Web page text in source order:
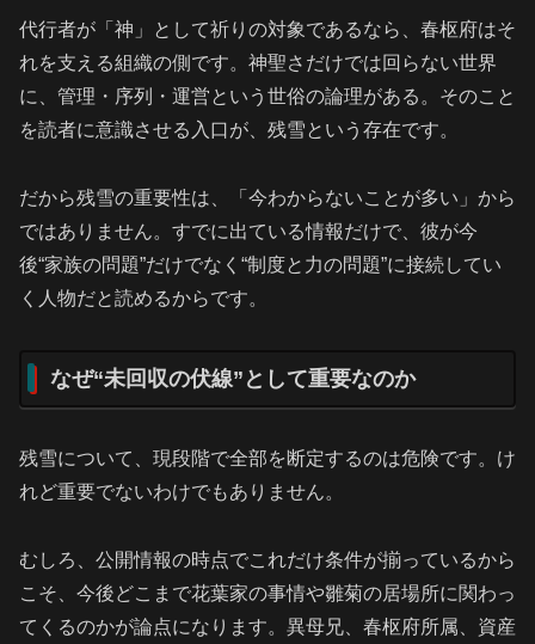
代行者が「神」として祈りの対象であるなら、春枢府はそ
れを支える組織の側です。神聖さだけでは回らない世界
に、管理・序列・運営という世俗の論理がある。そのこと
を読者に意識させる入口が、残雪という存在です。
だから残雪の重要性は、「今わからないことが多い」から
ではありません。すでに出ている情報だけで、彼が今
後“家族の問題”だけでなく“制度と力の問題”に接続してい
く人物だと読めるからです。
なぜ“未回収の伏線”として重要なのか
残雪について、現段階で全部を断定するのは危険です。け
れど重要でないわけでもありません。
むしろ、公開情報の時点でこれだけ条件が揃っているから
こそ、今後どこまで花葉家の事情や雛菊の居場所に関わっ
てくるのかが論点になります。異母兄、春枢府所属、資産